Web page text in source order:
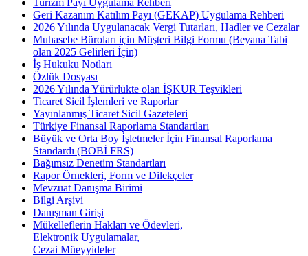
Geri Kazanım Katılım Payı (GEKAP) Uygulama Rehberi
2026 Yılında Uygulanacak Vergi Tutarları, Hadler ve Cezalar
Muhasebe Büroları için Müşteri Bilgi Formu (Beyana Tabi
olan 2025 Gelirleri İçin)
İş Hukuku Notları
Özlük Dosyası
2026 Yılında Yürürlükte olan İŞKUR Teşvikleri
Ticaret Sicil İşlemleri ve Raporlar
Yayınlanmış Ticaret Sicil Gazeteleri
Türkiye Finansal Raporlama Standartları
Büyük ve Orta Boy İşletmeler İçin Finansal Raporlama
Standardı (BOBİ FRS)
Bağımsız Denetim Standartları
Rapor Örnekleri, Form ve Dilekçeler
Mevzuat Danışma Birimi
Bilgi Arşivi
Danışman Girişi
Mükelleflerin Hakları ve Ödevleri,
Elektronik Uygulamalar,
Cezai Müeyyideler